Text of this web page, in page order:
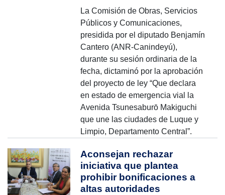
La Comisión de Obras, Servicios
Públicos y Comunicaciones,
presidida por el diputado Benjamín
Cantero (ANR-Canindeyú),
durante su sesión ordinaria de la
fecha, dictaminó por la aprobación
del proyecto de ley “Que declara
en estado de emergencia vial la
Avenida Tsunesaburō Makiguchi
que une las ciudades de Luque y
Limpio, Departamento Central”.
Aconsejan rechazar
iniciativa que plantea
prohibir bonificaciones a
altas autoridades